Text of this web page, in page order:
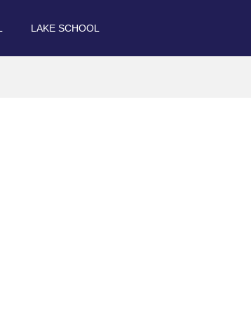
LAKE SCHOOL